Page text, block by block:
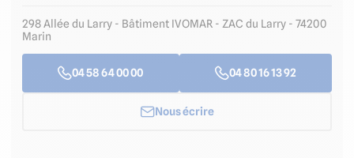
298 Allée du Larry - Bâtiment IVOMAR - ZAC du Larry - 74200
Marin
04 58 64 00 00 04 80 16 13 92
Nous écrire